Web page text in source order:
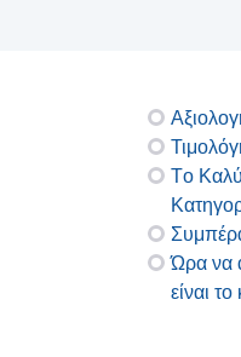
Τo
Ώρα να
είναι